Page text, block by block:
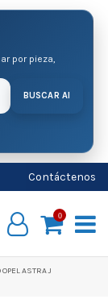
por pieza,
BUSCAR AI
Contáctenos
0
ASTRA J